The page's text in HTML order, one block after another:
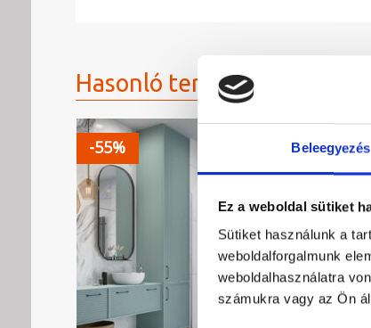
Beleegyezés
Ez a weboldal sütiket
Sütiket használunk a
weboldalforgalmunk
weboldalhasználatra
számukra vagy az Ön
Hasonló termékek
-55% -